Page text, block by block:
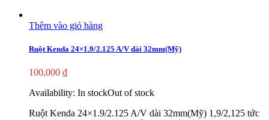
Thêm vào giỏ hàng
Ruột Kenda 24×1.9/2.125 A/V dài 32mm(Mỹ)
100,000 ₫
Availability: In stockOut of stock
Ruột Kenda 24×1.9/2.125 A/V dài 32mm(Mỹ) 1,9/2,125 tức